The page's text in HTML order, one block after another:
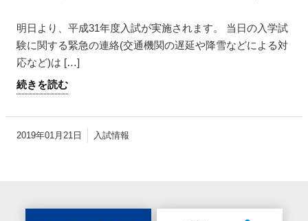
明日より、平成31年度入試が実施されます。 当日の入学試
験に関する緊急の連絡(交通機関の遅延や降雪などによる対
応など)は […]
続きを読む
2019年01月21日 入試情報